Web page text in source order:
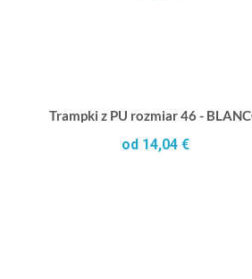
Trampki z PU rozmiar 46 -
od 14,04 €